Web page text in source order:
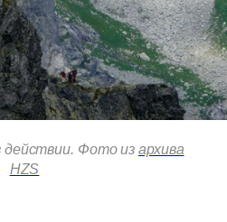
действии. Фото изархива
HZS